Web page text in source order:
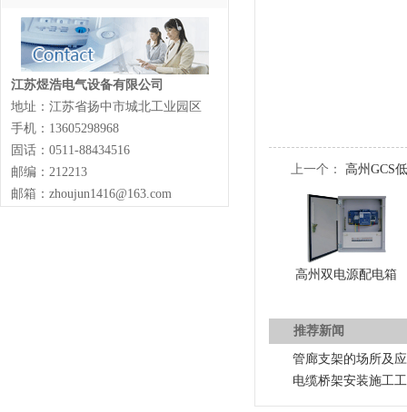
江苏煜浩电气设备有限公司
地址：江苏省扬中市城北工业园区
手机：13605298968
固话：0511-88434516
邮编：212213
邮箱：zhoujun1416@163.com
上一个： 高州GCS
高州双电源配电箱
推荐新闻
管廊支架的场所及
电缆桥架安装施工